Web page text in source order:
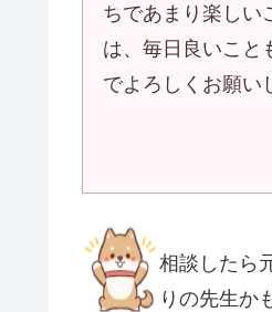
ちであまり楽しい
は、毎日良いこと
でよろしくお願い
相談したら
りの先生か